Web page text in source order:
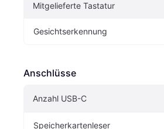
Mitgelieferte Tastatur
Gesichtserkennung
Anschlüsse
Anzahl USB-C
Speicherkartenleser